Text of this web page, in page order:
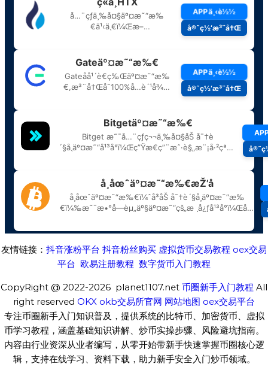
友情链接： 抖音涨粉平台 抖音粉丝购买 虚拟货币交易教程 oex交易
平台 欧易注册教程 数字货币入门教程
CopyRight @ 2022-2026 planet1107.net 币圈新手入门教程 All
right reserved OKX okb交易所官网 网站地图 oex交易平台
专注币圈新手入门知识普及，提供系统的比特币、加密货币、虚拟
币学习教程，涵盖基础知识讲解、炒币实操步骤、风险避坑指南。
内容由行业资深从业者编写，从零开始带新手快速掌握币圈核心逻
辑，支持在线学习、资料下载，助力新手安全入门炒币领域。